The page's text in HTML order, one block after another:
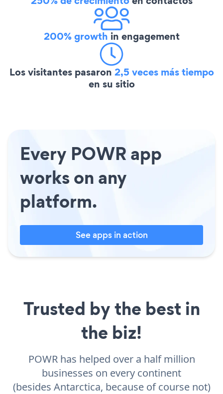
200% growth in engagement
Los visitantes pasaron 2,5 veces más tiempo
en su sitio
Every POWR app
works on any
platform.
See apps in action
Trusted by the best in
the biz!
POWR has helped over a half million
businesses on every continent
(besides Antarctica, because of course not)